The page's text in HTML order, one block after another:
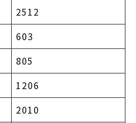
2512
603
805
1206
2010